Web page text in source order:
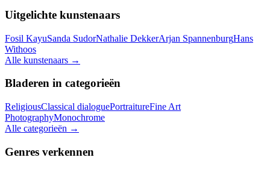
Uitgelichte kunstenaars
Fosil KayuSanda SudorNathalie DekkerArjan SpannenburgHans
Withoos
Alle kunstenaars →
Bladeren in categorieën
ReligiousClassical dialoguePortraitureFine Art
PhotographyMonochrome
Alle categorieën →
Genres verkennen